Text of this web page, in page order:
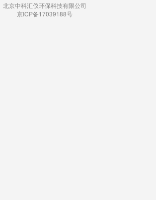
北京中科汇仪环保科技有限公司
京ICP备17039188号